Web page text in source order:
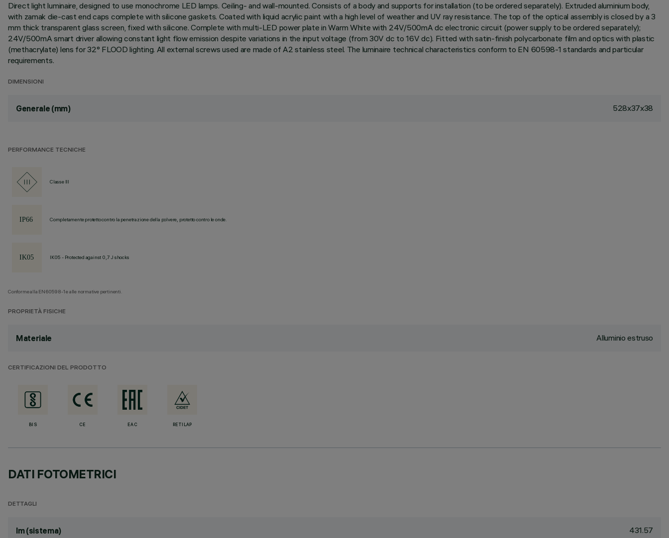
Direct light luminaire, designed to use monochrome LED lamps. Ceiling- and wall-mounted. Consists of a body and supports for installation (to be ordered separately). Extruded aluminium body,
with zamak die-cast end caps complete with silicone gaskets. Coated with liquid acrylic paint with a high level of weather and UV ray resistance. The top of the optical assembly is closed by a 3
mm thick transparent glass screen, fixed with silicone. Complete with multi-LED power plate in Warm White with 24V/500mA dc electronic circuit (power supply to be ordered separately);
24V/500mA smart driver allowing constant light flow emission despite variations in the input voltage (from 30V dc to 16V dc). Fitted with satin-finish polycarbonate film and optics with plastic
(methacrylate) lens for 32° FLOOD lighting. All external screws used are made of A2 stainless steel. The luminaire technical characteristics conform to EN 60598-1 standards and particular
requirements.
DIMENSIONI
Generale (mm) 528x37x38
PERFORMANCE TECNICHE
Classe III
Completamente protetto contro la penetrazione della polvere, protetto contro le onde.
IK05 - Protected against 0,7 J shocks
Conforme alla EN60598-1 e alle normative pertinenti.
PROPRIETÀ FISICHE
Materiale Alluminio estruso
CERTIFICAZIONI DEL PRODOTTO
BIS CE EAC RETILAP
DATI FOTOMETRICI
DETTAGLI
lm (sistema) 431.57